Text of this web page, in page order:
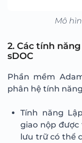
Mô
2. Các tính
sDOC
Phần mềm
phân hệ tính
Tính năng
giao nộp
lưu trữ có thể